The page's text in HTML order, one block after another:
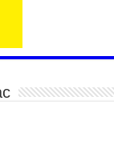
52 минут
хүчит бөхийн